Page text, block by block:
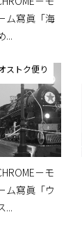
ム寫眞「海
...
ストク便り
－モ
ム寫眞「ウ
...